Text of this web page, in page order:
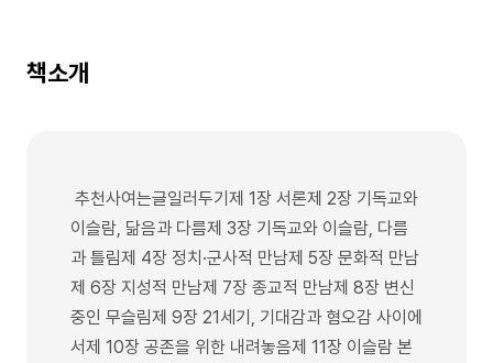
책소개
추천사여는글일러두기제 1장 서론제 2장 기독교와
이슬람, 닮음과 다름제 3장 기독교와 이슬람, 다름
과 틀림제 4장 정치·군사적 만남제 5장 문화적 만남
제 6장 지성적 만남제 7장 종교적 만남제 8장 변신
중인 무슬림제 9장 21세기, 기대감과 혐오감 사이에
서제 10장 공존을 위한 내려놓음제 11장 이슬람 본